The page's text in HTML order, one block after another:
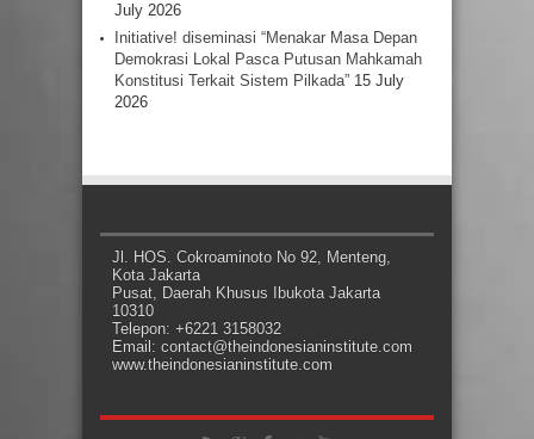
July 2026
Initiative! diseminasi “Menakar Masa Depan
Demokrasi Lokal Pasca Putusan Mahkamah
Konstitusi Terkait Sistem Pilkada” 15 July
2026
Jl. HOS. Cokroaminoto No 92, Menteng,
Kota Jakarta
Pusat, Daerah Khusus Ibukota Jakarta
10310
Telepon: +6221 3158032
Email: contact@theindonesianinstitute.com
www.theindonesianinstitute.com